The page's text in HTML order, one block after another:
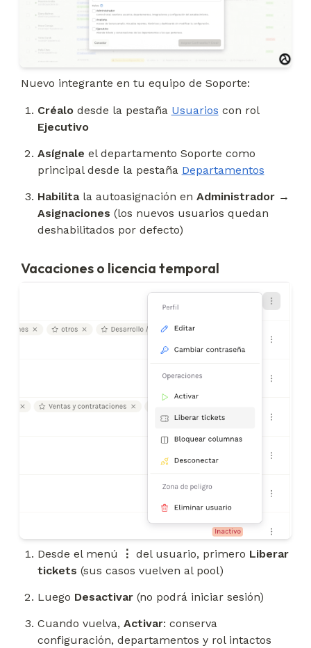
Nuevo integrante en tu equipo de Soporte:
Créalo desde la pestaña Usuarios
con rol
Ejecutivo
Asígnale el departamento Soporte como
principal desde la pestaña Departamentos
Habilita la autoasignación en Administrador →
Asignaciones (los nuevos usuarios quedan
deshabilitados por defecto)
Vacaciones o licencia temporal
Desde el menú ⋮ del usuario, primero Liberar
tickets (sus casos vuelven al pool)
Luego Desactivar (no podrá iniciar sesión)
Cuando vuelva, Activar: conserva
configuración, departamentos y rol intactos